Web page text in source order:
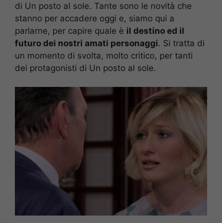
di Un posto al sole. Tante sono le novità che
stanno per accadere oggi e, siamo qui a
parlarne, per capire quale è il destino ed il
futuro dei nostri amati personaggi. Si tratta di
un momento di svolta, molto critico, per tanti
dei protagonisti di Un posto al sole.